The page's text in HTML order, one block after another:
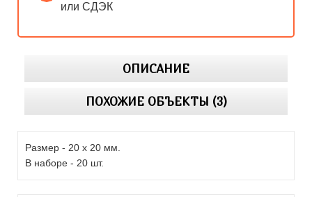
или СДЭК
ОПИСАНИЕ
ПОХОЖИЕ ОБЪЕКТЫ (3)
Размер - 20 х 20 мм.
В наборе - 20 шт.